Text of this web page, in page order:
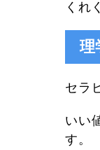
くれ
理
セラ
いい
す。